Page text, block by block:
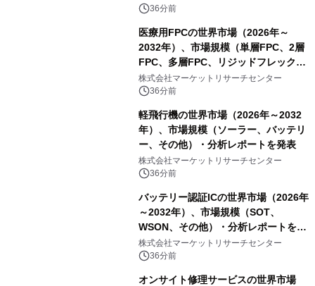
表36分前
医療用FPCの世界市場（2026年～
2032年）、市場規模（単層FPC、2層
FPC、多層FPC、リジッドフレックス
PCB）・分析レポートを発表
株式会社マーケットリサーチセンター
36分前
軽飛行機の世界市場（2026年～2032
年）、市場規模（ソーラー、バッテリ
ー、その他）・分析レポートを発表
株式会社マーケットリサーチセンター
36分前
バッテリー認証ICの世界市場（2026年
～2032年）、市場規模（SOT、
WSON、その他）・分析レポートを発
表
株式会社マーケットリサーチセンター
36分前
オンサイト修理サービスの世界市場